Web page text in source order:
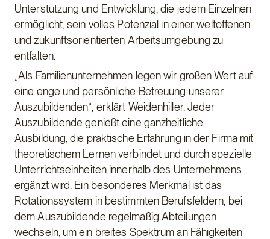
Unterstützung und Entwicklung, die jedem Einzelnen
ermöglicht, sein volles Potenzial in einer weltoffenen
und zukunftsorientierten Arbeitsumgebung zu
entfalten.
„Als Familienunternehmen legen wir großen Wert auf
eine enge und persönliche Betreuung unserer
Auszubildenden“, erklärt Weidenhiller. Jeder
Auszubildende genießt eine ganzheitliche
Ausbildung, die praktische Erfahrung in der Firma mit
theoretischem Lernen verbindet und durch spezielle
Unterrichtseinheiten innerhalb des Unternehmens
ergänzt wird. Ein besonderes Merkmal ist das
Rotationssystem in bestimmten Berufsfeldern, bei
dem Auszubildende regelmäßig Abteilungen
wechseln, um ein breites Spektrum an Fähigkeiten